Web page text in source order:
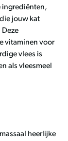
ingrediënten,
jouw kat
Deze
vitaminen voor
vlees is
als vleesmeel
heerlijke